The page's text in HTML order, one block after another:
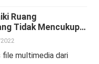
Ruang
Tidak Mencukupi
yang Diperlukan
file multimedia dari